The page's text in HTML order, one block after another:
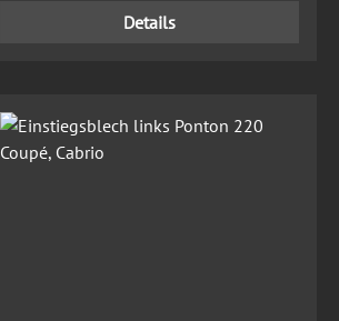
Details